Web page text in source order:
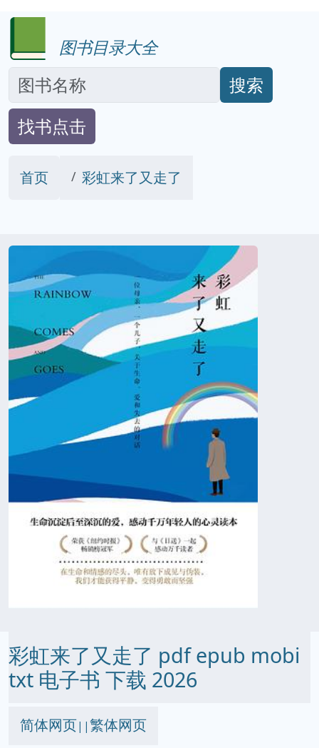
图书目录大全
搜索
找书点击
首页 彩虹来了又走了
彩虹来了又走了 pdf epub mobi
txt 电子书 下载 2026
简体网页||繁体网页